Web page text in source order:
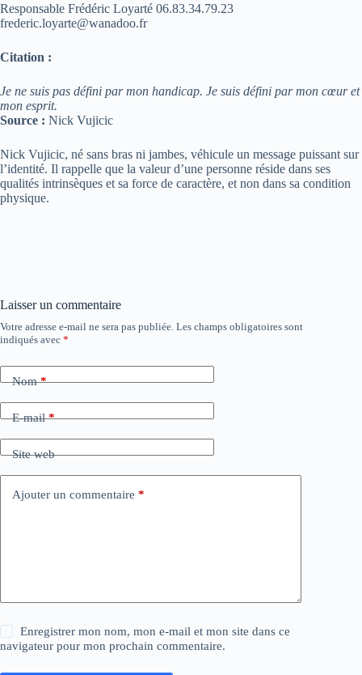
Responsable Frédéric Loyarté 06.83.34.79.23
frederic.loyarte@wanadoo.fr
Citation :
Je ne suis pas défini par mon handicap. Je suis défini par mon cœur et
mon esprit.
Source : Nick Vujicic
Nick Vujicic, né sans bras ni jambes, véhicule un message puissant sur
l’identité. Il rappelle que la valeur d’une personne réside dans ses
qualités intrinsèques et sa force de caractère, et non dans sa condition
physique.
Laisser un commentaire
Votre adresse e-mail ne sera pas publiée. Les champs obligatoires sont
indiqués avec *
Nom*
E-mail*
Site web
Ajouter un commentaire *
Enregistrer mon nom, mon e-mail et mon site dans ce
navigateur pour mon prochain commentaire.